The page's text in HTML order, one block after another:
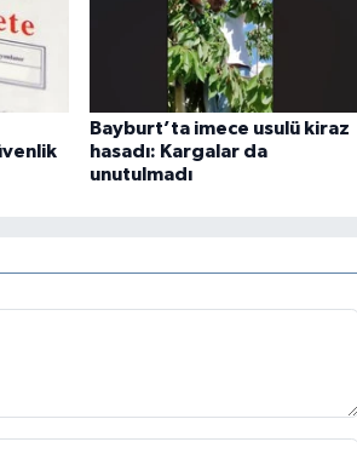
Bayburt’ta imece usulü kiraz
hasadı: Kargalar da
unutulmadı